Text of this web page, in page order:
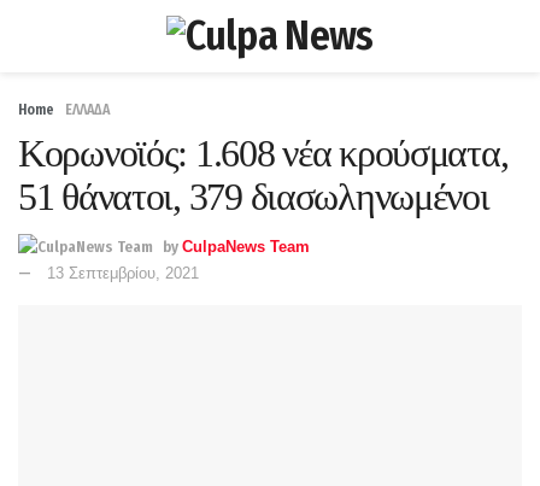
Home ΕΛΛΑΔΑ
Κορωνοϊός: 1.608 νέα κρούσματα,
51 θάνατοι, 379 διασωληνωμένοι
by CulpaNews Team
13 Σεπτεμβρίου, 2021